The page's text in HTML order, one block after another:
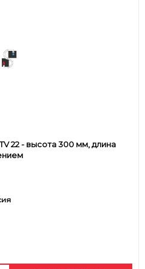
22 - высота 300 мм, длина